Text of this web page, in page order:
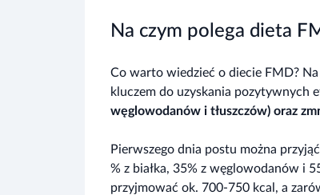
Na czym polega dieta
Co warto wiedzieć o diecie FMD?
kluczem do uzyskania pozytywnych
węglowodanów i tłuszczów) oraz
Pierwszego dnia postu można
% z białka, 35% z węglowodanów i
przyjmować ok. 700-750 kcal, a